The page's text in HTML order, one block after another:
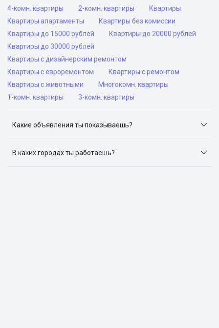
4-комн. квартиры
2-комн. квартиры
Квартиры
Квартиры апартаменты
Квартиры без комиссии
Квартиры до 15000 рублей
Квартиры до 20000 рублей
Квартиры до 30000 рублей
Квартиры с дизайнерским ремонтом
Квартиры с евроремонтом
Квартиры с ремонтом
Квартиры с животными
Многокомн. квартиры
1-комн. квартиры
3-комн. квартиры
Какие объявления ты показываешь?
объявлений: ЦИАН, Домклик, Яндекс.Недвижимость,
Авито, Самолет.Плюс.
В каких городах ты работаешь?